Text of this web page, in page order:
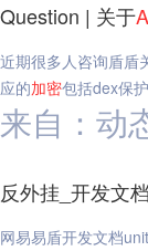
Question | 关于
近期很多人咨询盾盾
应的加密包括dex保
来自：动
反外挂_开发文档_
网易易盾开发文档